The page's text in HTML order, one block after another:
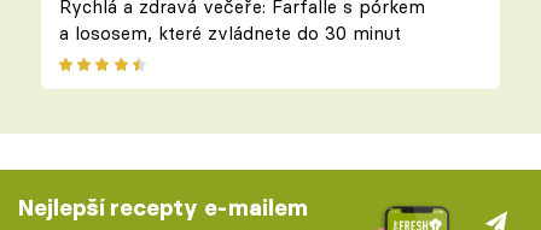
Rychlá a zdravá večeře: Farfalle s pórkem
a lososem, které zvládnete do 30 minut
Nejlepší recepty e-mailem